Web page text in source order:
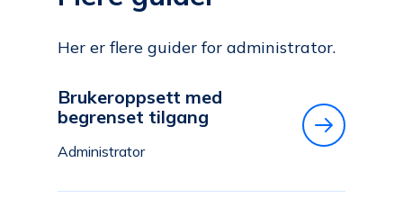
Her er flere guider for administrator.
Brukeroppsett med
begrenset tilgang
Administrator